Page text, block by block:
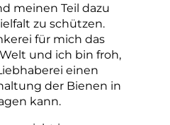
meinen Teil dazu
zu schützen.
für mich das
und ich bin froh,
einen
der Bienen in
kann.